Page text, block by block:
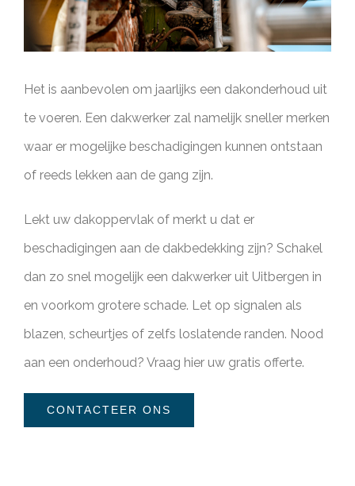
Het is aanbevolen om jaarlijks een dakonderhoud uit
te voeren. Een dakwerker zal namelijk sneller merken
waar er mogelijke beschadigingen kunnen ontstaan
of reeds lekken aan de gang zijn.
Lekt uw dakoppervlak of merkt u dat er
beschadigingen aan de dakbedekking zijn? Schakel
dan zo snel mogelijk een dakwerker uit Uitbergen in
en voorkom grotere schade. Let op signalen als
blazen, scheurtjes of zelfs loslatende randen. Nood
aan een onderhoud? Vraag hier uw gratis offerte.
CONTACTEER ONS